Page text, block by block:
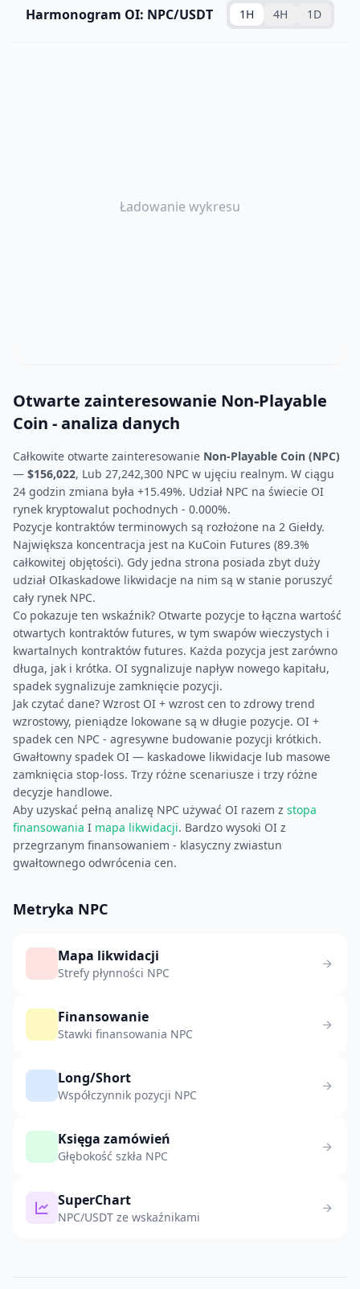
Harmonogram OI: NPC/USDT 1H 4H 1D
Ładowanie wykresu
Otwarte zainteresowanie Non-Playable
Coin - analiza danych
Całkowite otwarte zainteresowanie Non-Playable Coin (NPC)
— $156,022, Lub 27,242,300 NPC w ujęciu realnym. W ciągu
24 godzin zmiana była +15.49%. Udział NPC na świecie OI
rynek kryptowalut pochodnych - 0.000%.
Pozycje kontraktów terminowych są rozłożone na 2 Giełdy.
Największa koncentracja jest na KuCoin Futures (89.3%
całkowitej objętości). Gdy jedna strona posiada zbyt duży
udział OIkaskadowe likwidacje na nim są w stanie poruszyć
cały rynek NPC.
Co pokazuje ten wskaźnik? Otwarte pozycje to łączna wartość
otwartych kontraktów futures, w tym swapów wieczystych i
kwartalnych kontraktów futures. Każda pozycja jest zarówno
długa, jak i krótka. OI sygnalizuje napływ nowego kapitału,
spadek sygnalizuje zamknięcie pozycji.
Jak czytać dane? Wzrost OI + wzrost cen to zdrowy trend
wzrostowy, pieniądze lokowane są w długie pozycje. OI +
spadek cen NPC - agresywne budowanie pozycji krótkich.
Gwałtowny spadek OI — kaskadowe likwidacje lub masowe
zamknięcia stop-loss. Trzy różne scenariusze i trzy różne
decyzje handlowe.
Aby uzyskać pełną analizę NPC używać OI razem z stopa
finansowania I mapa likwidacji. Bardzo wysoki OI z
przegrzanym finansowaniem - klasyczny zwiastun
gwałtownego odwrócenia cen.
Metryka NPC
Mapa likwidacji
Strefy płynności NPC
Finansowanie
Stawki finansowania NPC
Long/Short
Współczynnik pozycji NPC
Księga zamówień
Głębokość szkła NPC
SuperChart
NPC/USDT ze wskaźnikami